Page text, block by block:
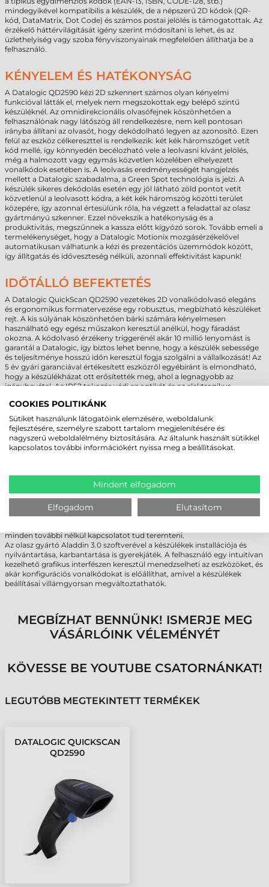
mindegyikével kompatibilis a készülék, de a népszerű 2D kódok (QR-
kód, DataMatrix, Dot Code) és számos postai jelölés is támogatottak. Az
érzékelő háttérvilágítását igény szerint módosítani is lehet, és az
üzlethelyiség vagy szoba fényviszonyainak megfelelően állíthatja be a
felhasználó.
KÉNYELEM ÉS HATÉKONYSÁG
A Datalogic QD2590 kézi 2D szkennert számos olyan kényelmi
funkcióval látták el, melyek nem megszokottak egy belépő szintű
készüléknél. Az omnidirekcionális olvasófejnek köszönhetően a
felhasználónak nagy látőszög áll rendelkezésre, nem kell pontosan
irányba állítani az olvasót, hogy dekódolható legyen az azonosító. Ezen
felül az eszköz célkereszttel is rendelkezik: két kék háromszöget vetít
kód mellé, így könnyedén becélozható vele a leolvasni kívánt jelölés,
még a halmozott vagy egymás közvetlen közelében elhelyezett
vonalkódok esetében is. A leolvasás eredményességét hangjelzés
mellett a Datalogic szabadalma, a Green Spot technológia is jelzi. A
készülék sikeres dekódolás esetén egy jól látható zöld pontot vetít
közvetlenül a leolvasott kódra, a két kék háromszög közötti terület
közepére, így azonnal értesülünk róla, ha végzett a feladattal az olasz
gyártmányú szkenner. Ezzel növekszik a hatékonyság és a
produktivitás, megszűnnek a kassza előtt kígyózó sorok. Tovább emeli a
termelékenységet, hogy a Datalogic Motionix mozgásérzékelővel
automatikusan válhatunk a kézi és prezentációs üzemmódok között,
így állítgatás és időveszteség nélküli, azonnali effektivitást kapunk!
IDŐTÁLLÓ BEFEKTETÉS
A Datalogic QuickScan QD2590 vezetékes 2D vonalkódolvasó elegáns
és ergonomikus formatervezése egy robusztus, megbízható készüléket
rejt. A kis súlyának köszönhetően bárki számára kényelmesen
használható egy egész műszakon keresztül anélkül, hogy fáradást
okozna. A kódolvasó érzékeny triggerénél akár 10 millió lenyomást is
garantál a Datalogic, így biztos lehet benne, hogy a készülék sebessége
és teljesítménye hosszú időn keresztül fogja szolgálni a vállalkozását! Az
5 év gyári garanciával értékesített eszközről egyébiránt is elmondható,
hogy a készülékházat ott erősítették meg, ahol a legnagyobb az
igénybevétel. Az IP52 tokozás védi az optikát és az elektronikus
kárt tenni a készülékbelsőben. A mechanikai védelem szintén kivételes a
belépő szintű eszközöknél: akár 1,5 méter magasról is leeshet
betonkeménységű felületekre, a készülék működőképes marad.
MODERN KAPCSOLÓDÁSI LEHETŐSÉGEK
rendelkeznek, melyek között konfigurálás nélkül, egyszerű kábelcserével
válthat. Az opciók közé tartozik az RS-232 (soros), az USB és a
billentyűzet (keyboard wedge) csatlakozás is, így a különböző POS
rendszerekkel és számítógépekkel is együtt tud dolgozni. Az USB esetén
a modern "type C" szabvány is támogatott, ezért számos hordozható
minden további nélkül kapcsolatot tud teremteni.
Az olasz gyártó Aladdin 3.0 szoftverével a készülékek installációja és
nyilvántartása, karbantartása is gyerekjáték. A felhasználó egy intuitívan
kezelhető grafikus interfészen keresztül menedzselheti az eszközöket, és
akár konfigurációs vonalkódokat is előállíthat, amivel a készülékek
beállításai villámgyorsan megváltoztathatók.
MEGBÍZHAT BENNÜNK! ISMERJE MEG
VÁSÁRLÓINK VÉLEMÉNYÉT
KÖVESSE BE YOUTUBE CSATORNÁNKAT!
LEGUTÓBB MEGTEKINTETT TERMÉKEK
DATALOGIC QUICKSCAN
QD2590
COOKIES POLITIKÁNK
Sütiket használunk látogatóink elemzésére, weboldalunk
fejlesztésére, személyre szabott tartalom megjelenítésére és
nagyszerű weboldalélmény biztosítására. Az általunk használt sütikkel
kapcsolatos további információkért nyissa meg a beállításokat.
Mindent elfogadom
Elfogadom Elutasítom